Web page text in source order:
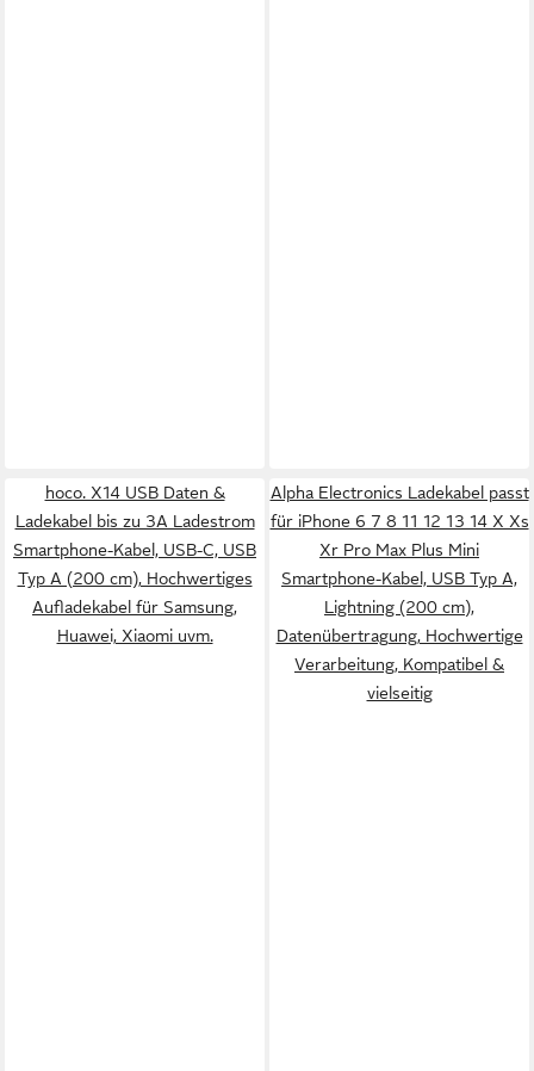
hoco. X14 USB Daten &
Ladekabel bis zu 3A Ladestrom
Smartphone-Kabel, USB-C, USB
Typ A (200 cm), Hochwertiges
Aufladekabel für Samsung,
Huawei, Xiaomi uvm.
Alpha Electronics Ladekabel passt
für iPhone 6 7 8 11 12 13 14 X Xs
Xr Pro Max Plus Mini
Smartphone-Kabel, USB Typ A,
Lightning (200 cm),
Datenübertragung, Hochwertige
Verarbeitung, Kompatibel &
vielseitig